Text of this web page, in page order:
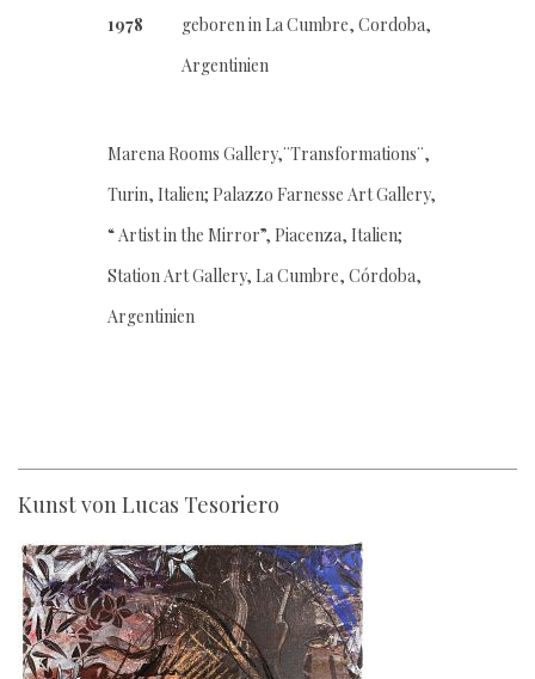
1978
geboren in La Cumbre, Cordoba,
Argentinien
Marena Rooms Gallery,¨Transformations¨,
Turin, Italien; Palazzo Farnesse Art Gallery,
“ Artist in the Mirror”, Piacenza, Italien;
Station Art Gallery, La Cumbre, Córdoba,
Argentinien
Kunst von Lucas Tesoriero